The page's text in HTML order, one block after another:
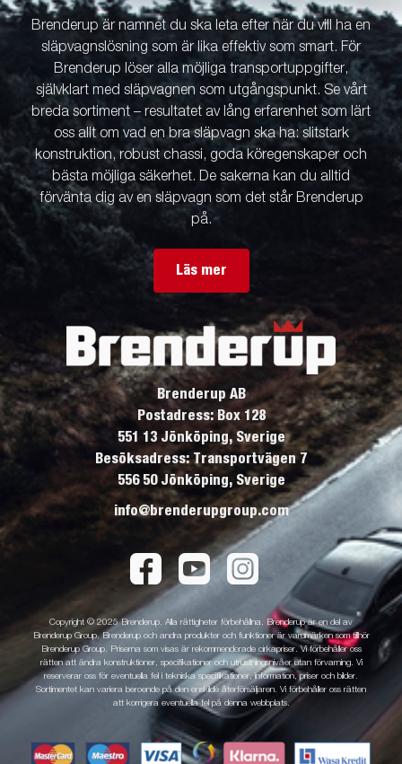
Brenderup är namnet du ska leta efter när du vill ha en
släpvagnslösning som är lika effektiv som smart. För
Brenderup löser alla möjliga transportuppgifter,
självklart med släpvagnen som utgångspunkt. Se vårt
breda sortiment – resultatet av lång erfarenhet som lärt
oss allt om vad en bra släpvagn ska ha: slitstark
konstruktion, robust chassi, goda köregenskaper och
bästa möjliga säkerhet. De sakerna kan du alltid
förvänta dig av en släpvagn som det står Brenderup
på.
Läs mer
Brenderup AB
Postadress: Box 128
551 13 Jönköping, Sverige
Besöksadress: Transportvägen 7
556 50 Jönköping, Sverige
info@brenderupgroup.com
Copyright © 2025 Brenderup. Alla rättigheter förbehållna. Brenderup är en del av
Brenderup Group. Brenderup och andra produkter och funktioner är varumärken som tillhör
Brenderup Group. Priserna som visas är rekommenderade cirkapriser. Vi förbehåller oss
rätten att ändra konstruktioner, specifikationer och utrustningsnivåer utan förvarning. Vi
reserverar oss för eventuella fel i tekniska specifikationer, information, priser och bilder.
Sortimentet kan variera beroende på den enskilde återförsäljaren. Vi förbehåller oss rätten
att korrigera eventuella fel på denna webbplats.